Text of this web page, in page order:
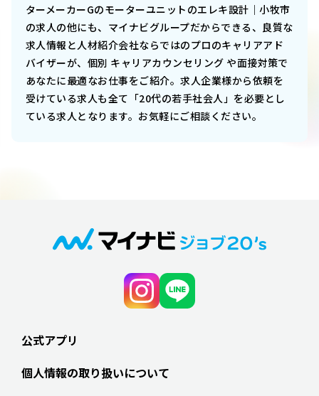
ターメーカーGのモーターユニットのエレキ設計｜小牧市
の求人の他にも、マイナビグループだからできる、良質な
求人情報と人材紹介会社ならではのプロのキャリアアド
バイザーが、個別 キャリアカウンセリング や面接対策で
あなたに最適なお仕事をご紹介。求人企業様から依頼を
受けている求人も全て「20代の若手社会人」を必要とし
ている求人となります。お気軽にご相談ください。
公式アプリ
個人情報の取り扱いについて